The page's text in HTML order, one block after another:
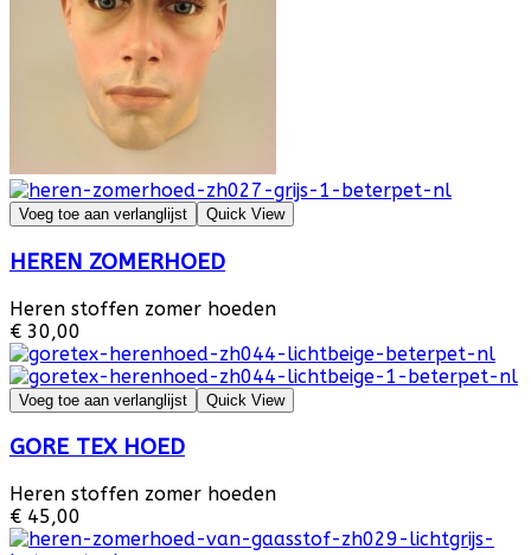
Voeg toe aan verlanglijst Quick View
HEREN ZOMERHOED
Heren stoffen zomer hoeden
€ 30,00
Voeg toe aan verlanglijst Quick View
GORE TEX HOED
Heren stoffen zomer hoeden
€ 45,00